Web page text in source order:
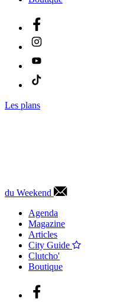
Les plans
du Weekend
Agenda
Magazine
Articles
City Guide
Clutcho'
Boutique